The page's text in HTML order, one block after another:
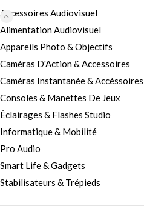
Accessoires Audiovisuel
Alimentation Audiovisuel
Appareils Photo & Objectifs
Caméras D'Action & Accessoires
Caméras Instantanée & Accéssoires
Consoles & Manettes De Jeux
Éclairages & Flashes Studio
Informatique & Mobilité
Pro Audio
Smart Life & Gadgets
Stabilisateurs & Trépieds